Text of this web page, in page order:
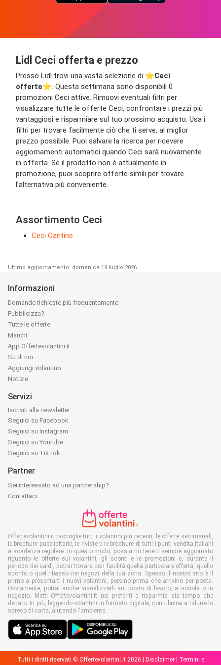
Lidl Ceci offerta e prezzo
Presso Lidl trovi una vasta selezione di ⭐️Ceci
offerte⭐️. Questa settimana sono disponibili 0
promozioni Ceci attive. Rimuovi eventuali filtri per
visualizzare tutte le offerte Ceci, confrontare i prezzi più
vantaggiosi e risparmiare sul tuo prossimo acquisto. Usa i
filtri per trovare facilmente ciò che ti serve, al miglior
prezzo possibile. Puoi salvare la ricerca per ricevere
aggiornamenti automatici quando Ceci sarà nuovamente
in offerta. Se il prodotto non è attualmente in
promozione, puoi scoprire offerte simili per trovare
l’alternativa più conveniente.
Assortimento Ceci
Ceci Cantine
Ultimo aggiornamento: domenica 19 luglio 2026
Informazioni
Domande richieste più frequentemente
Pubblicizza?
Tutte le offerte
Marchi
App Offertevolantini.it
Su di noi
Aggiungi volantino
Notizie
Servizi
Iscriviti alla newsletter
Seguici su Facebook
Seguici su Instagram
Seguici su Youtube
Seguici su TikTok
Partner
Sei interessato ad una partnership?
Contattaci
Offertevolantini.it raccoglie tutti i volantini più recenti, le offerte settimanali,
le brochure pubblicitarie, le riviste e le brochure di tutti i punti vendita italiani
a scadenza regolare. In questo modo, possiamo tenerti sempre aggiornato
riguardo le offerte sui volantini, gli sconti e le promozioni e, durante il
periodo dei saldi, potrai trovare con facilità quella particolare offerta, quello
sconto o quel ribasso nei negozi della tua zona. Spesso il nostro sito è il
primo a presentarti i nuovi volantini, persino prima che arrivino per posta.
Ovviamente, potrai anche visualizzarli sul posto di lavoro, a scuola o in
negozio. Metti Offertevolantini.it nei preferiti e risparmia sia tempo che
denaro. In più, leggendo volantini in formato digitale, contribuirai a ridurre lo
spreco di carta, aiutando l'ambiente.
Tutti i diritti riservati © Offertevolantini.it 2026 | Disclaimer| Termini e